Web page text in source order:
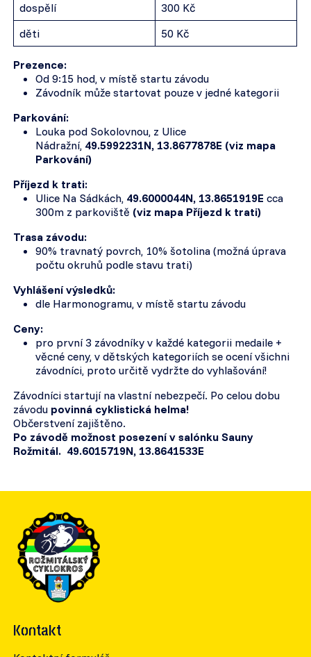
dospělí
300 Kč
děti
50 Kč
Prezence:
Od 9:15 hod, v místě startu závodu
Závodník může startovat pouze v jedné kategorii
Parkování:
Louka pod Sokolovnou, z Ulice
Nádražní, 49.5992231N, 13.8677878E (viz mapa
Parkování)
Příjezd k trati:
Ulice Na Sádkách, 49.6000044N, 13.8651919Ecca
300m z parkoviště (viz mapa Příjezd k trati)
Trasa závodu:
90% travnatý povrch, 10% šotolina (možná úprava
počtu okruhů podle stavu trati)
Vyhlášení výsledků:
dle Harmonogramu, v místě startu závodu
Ceny:
pro první 3 závodníky v každé kategorii medaile +
věcné ceny, v dětských kategoriích se ocení všichni
závodníci, proto určitě vydržte do vyhlašování!
Závodníci startují na vlastní nebezpečí. Po celou dobu
závodu povinná cyklistická helma!
Občerstvení zajištěno.
Po závodě možnost posezení v salónku Sauny
Rožmitál. 49.6015719N, 13.8641533E
Kontakt